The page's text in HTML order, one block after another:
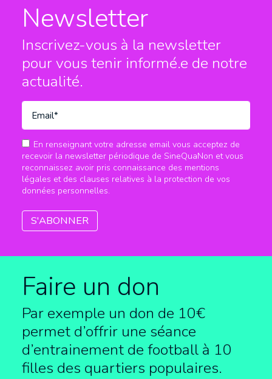
Newsletter
Inscrivez-vous à la newsletter
pour vous tenir informé.e de notre
actualité.
En renseignant votre adresse email vous acceptez de
recevoir la newsletter périodique de SineQuaNon et vous
reconnaissez avoir pris connaissance des mentions
légales et des clauses relatives à la protection de vos
données personnelles.
Faire un don
Par exemple un don de 10€
permet d’offrir une séance
d’entrainement de football à 10
filles des quartiers populaires.